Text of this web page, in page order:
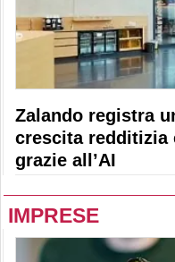
Zalando registra
crescita redditizia
grazie all’AI
IMPRESE